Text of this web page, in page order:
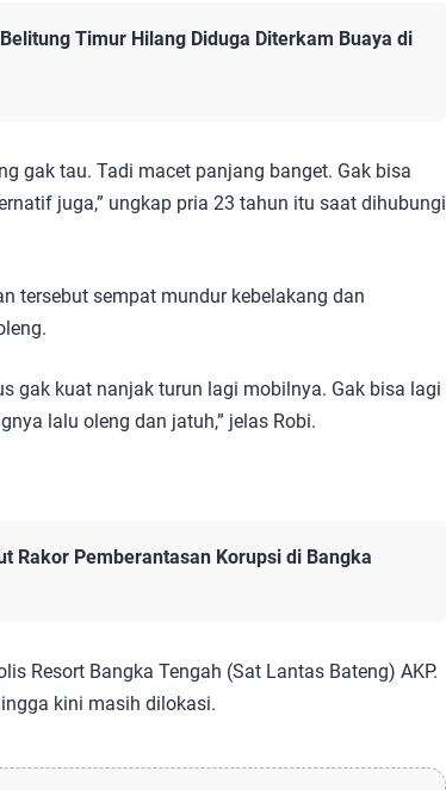
Timur Hilang Diduga Diterkam Buaya di
gak tau. Tadi macet panjang banget. Gak bisa
juga,” ungkap pria 23 tahun itu saat dihubungi
tersebut sempat mundur kebelakang dan
gak kuat nanjak turun lagi mobilnya. Gak bisa lagi
lalu oleng dan jatuh,” jelas Robi.
Rakor Pemberantasan Korupsi di Bangka
Resort Bangka Tengah (Sat Lantas Bateng) AKP.
kini masih dilokasi.